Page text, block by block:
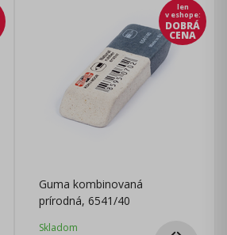
len
v eshope:
DOBRÁ
CENA
Guma kombinovaná
prírodná, 6541/40
Skladom